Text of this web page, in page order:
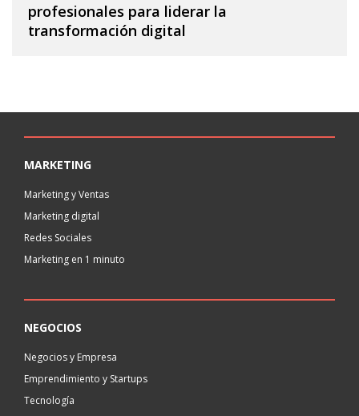
profesionales para liderar la
transformación digital
MARKETING
Marketing y Ventas
Marketing digital
Redes Sociales
Marketing en 1 minuto
NEGOCIOS
Negocios y Empresa
Emprendimiento y Startups
Tecnología